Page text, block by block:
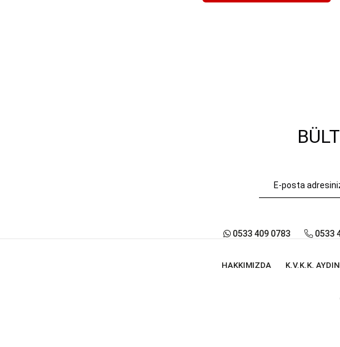
0533 409 0783 0533
HAKKIMIZDA K.V.K.K.